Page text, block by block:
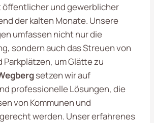
öffentlicher und gewerblicher
der kalten Monate. Unsere
umfassen nicht nur die
sondern auch das Streuen von
Parkplätzen, um Glätte zu
setzen wir auf
professionelle Lösungen, die
von Kommunen und
werden. Unser erfahrenes